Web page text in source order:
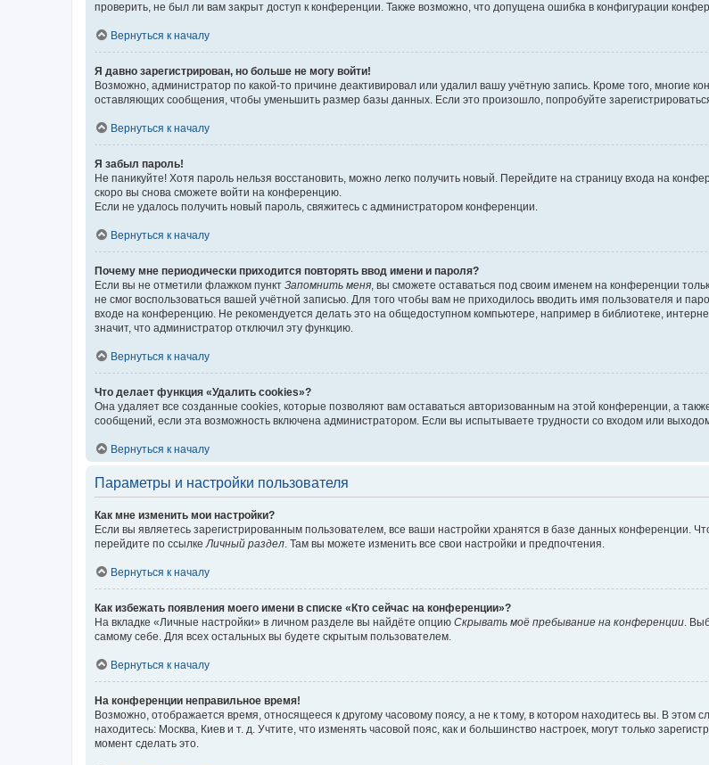
проверить, не был ли вам закрыт доступ к конференции. Также возможно, что допущена ошибка в конфигурации
Вернуться к началу
Я давно зарегистрирован, но больше не могу войти!
Возможно, администратор по какой-то причине деактивировал или удалил вашу учётную запись. Кроме того, многие
оставляющих сообщения, чтобы уменьшить размер базы данных. Если это произошло, попробуйте зарегистрироваться
Вернуться к началу
Я забыл пароль!
Не паникуйте! Хотя пароль нельзя восстановить, можно легко получить новый. Перейдите на страницу входа на
скоро вы снова сможете войти на конференцию.
Если не удалось получить новый пароль, свяжитесь с администратором конференции.
Вернуться к началу
Почему мне периодически приходится повторять ввод имени и пароля?
Если вы не отметили флажком пункт Запомнить меня, вы сможете оставаться под своим именем на конференции
не смог воспользоваться вашей учётной записью. Для того чтобы вам не приходилось вводить имя пользователя и
входе на конференцию. Не рекомендуется делать это на общедоступном компьютере, например в библиотеке,
значит, что администратор отключил эту функцию.
Вернуться к началу
Что делает функция «Удалить cookies»?
Она удаляет все созданные cookies, которые позволяют вам оставаться авторизованным на этой конференции, а
сообщений, если эта возможность включена администратором. Если вы испытываете трудности со входом или
Вернуться к началу
Параметры и настройки пользователя
Как мне изменить мои настройки?
Если вы являетесь зарегистрированным пользователем, все ваши настройки хранятся в базе данных конференции.
перейдите по ссылкеЛичный раздел. Там вы можете изменить все свои настройки и предпочтения.
Вернуться к началу
Как избежать появления моего имени в списке «Кто сейчас на конференции»?
На вкладке «Личные настройки» в личном разделе вы найдёте опцию Скрывать моё пребывание на конференции.
самому себе. Для всех остальных вы будете скрытым пользователем.
Вернуться к началу
На конференции неправильное время!
Возможно, отображается время, относящееся к другому часовому поясу, а не к тому, в котором находитесь вы. В этом
находитесь: Москва, Киев и т. д. Учтите, что изменять часовой пояс, как и большинство настроек, могут только
момент сделать это.